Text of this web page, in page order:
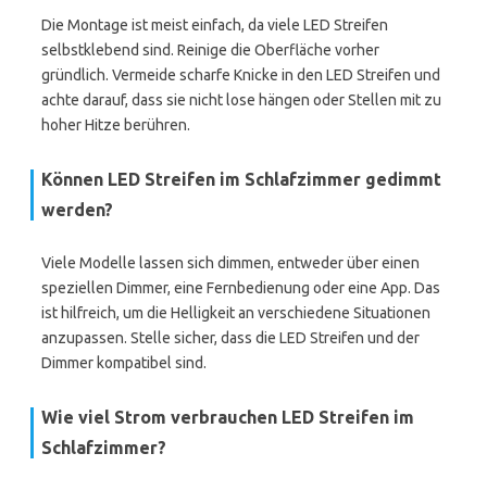
Die Montage ist meist einfach, da viele LED Streifen
selbstklebend sind. Reinige die Oberfläche vorher
gründlich. Vermeide scharfe Knicke in den LED Streifen und
achte darauf, dass sie nicht lose hängen oder Stellen mit zu
hoher Hitze berühren.
Können LED Streifen im Schlafzimmer gedimmt
werden?
Viele Modelle lassen sich dimmen, entweder über einen
speziellen Dimmer, eine Fernbedienung oder eine App. Das
ist hilfreich, um die Helligkeit an verschiedene Situationen
anzupassen. Stelle sicher, dass die LED Streifen und der
Dimmer kompatibel sind.
Wie viel Strom verbrauchen LED Streifen im
Schlafzimmer?